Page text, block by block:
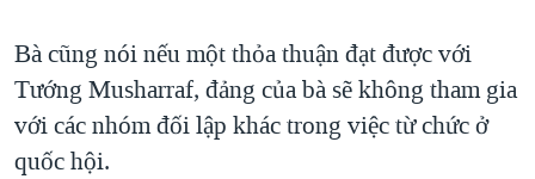
SỨC KHOẺ
VĂN HOÁ
THỂ THAO
NGÀY TỊ NẠN THẾ GIỚI
TRỊNH VĨNH BÌNH - NGƯỜI HẠ 'BÊN THẮNG CUỘC'
GROUND ZERO – XƯA VÀ NAY
Ngôn ngữ khác
Bà cũng nói nếu một thỏa thuận đạt được với
Tướng Musharraf, đảng của bà sẽ không tham gia
với các nhóm đối lập khác trong việc từ chức ở
quốc hội.